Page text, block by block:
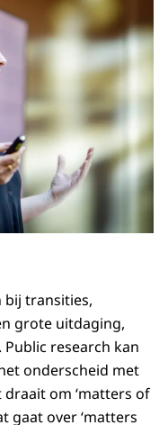
bij transities,
grote uitdaging,
research kan
onderscheid met
om ‘matters of
gaat over ‘matters